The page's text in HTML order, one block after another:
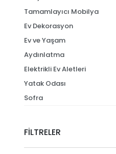
Tamamlayıcı Mobilya
Ev Dekorasyon
Ev ve Yaşam
Aydınlatma
Elektrikli Ev Aletleri
Yatak Odası
Sofra
FİLTRELER